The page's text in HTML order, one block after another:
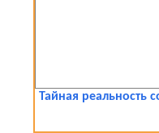
Тайная реальность